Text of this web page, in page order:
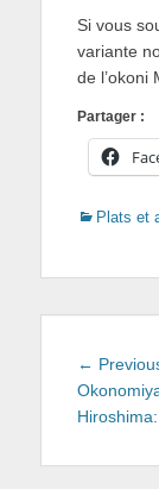
Si vous
variante
de l’okoni
Partager :
Categories
Plats et
de
l’article
←